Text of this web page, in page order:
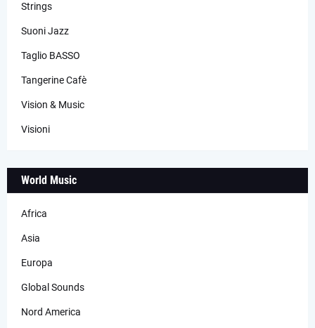
Strings
Suoni Jazz
Taglio BASSO
Tangerine Cafè
Vision & Music
Visioni
World Music
Africa
Asia
Europa
Global Sounds
Nord America